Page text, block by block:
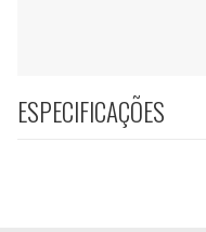
ESPECIFICAÇÕES